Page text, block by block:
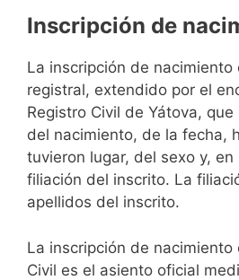
Inscripción de
La inscripción de nacimiento
registral, extendido por el
Registro Civil de Yátova,
del nacimiento, de la fecha,
tuvieron lugar, del sexo y, en
filiación del inscrito. La
apellidos del inscrito.
La inscripción de nacimiento
Civil es el asiento oficial